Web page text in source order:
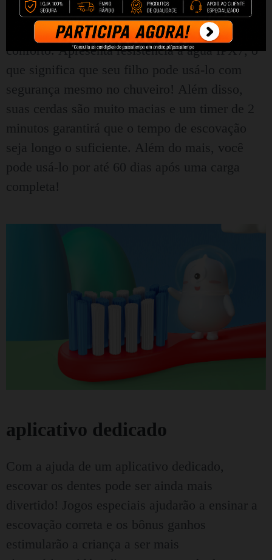
pode mudar com o Bitvae BVK7S, pois esta
escova de dentes foi projetada pensando no
conforto.Apresenta resistência à água IPX7, o
que significa que seu filho pode usá-lo com
segurança mesmo no chuveiro! Além disso,
suas cerdas são muito macias e um timer de 2
minutos garantirá que o tempo de escovação
seja longo o suficiente. Além do mais, você
pode usá-lo por até 60 dias após uma carga
completa!
aplicativo dedicado
Com a ajuda de um aplicativo dedicado,
escovar os dentes pode ser ainda mais
divertido! Jogos especiais ajudarão a ensinar a
escovação correta e os bônus ganhos
estimularão a criança a ser mais